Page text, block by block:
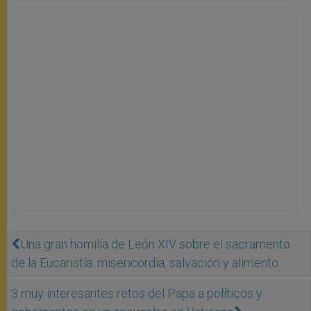
Una gran homilía de León XIV sobre el sacramento
de la Eucaristía: misericordia, salvación y alimento
3 muy interesantes retos del Papa a políticos y